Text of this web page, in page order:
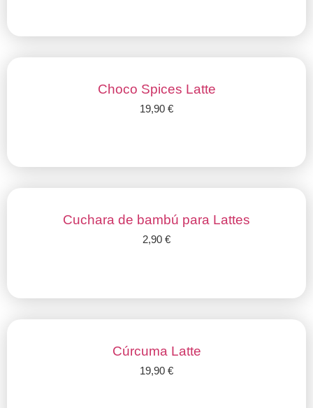
Choco Spices Latte
19,90 €
Cuchara de bambú para Lattes
2,90 €
Cúrcuma Latte
19,90 €